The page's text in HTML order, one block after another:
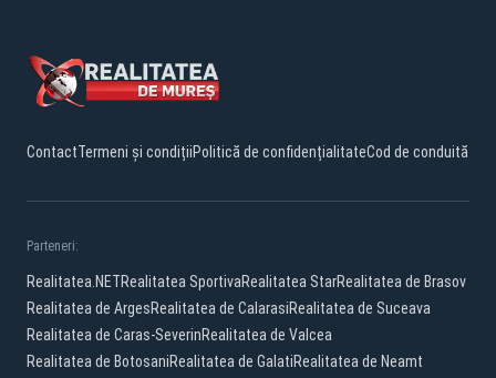
ContactTermeni și condițiiPolitică de confidențialitateCod de conduită
Parteneri:
Realitatea.NETRealitatea SportivaRealitatea StarRealitatea de Brasov
Realitatea de ArgesRealitatea de CalarasiRealitatea de Suceava
Realitatea de Caras-SeverinRealitatea de Valcea
Realitatea de BotosaniRealitatea de GalatiRealitatea de Neamt